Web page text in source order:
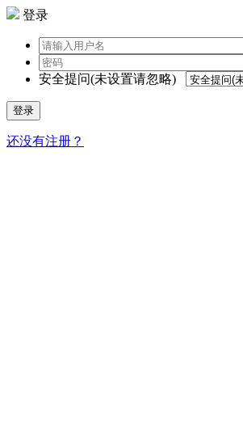
登录
安全提问(未设置请忽略)
登录
还没有注册？